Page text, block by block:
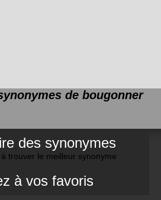
de bougonner
des synonymes
trouver le meilleur synonyme
à vos favoris